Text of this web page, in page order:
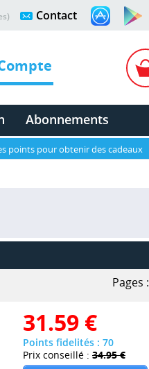
Contact
Abonnements
points pour obtenir des cadeaux
Pages :
31.59 €
Points fidelités : 70
Prix conseillé : 34.95 €